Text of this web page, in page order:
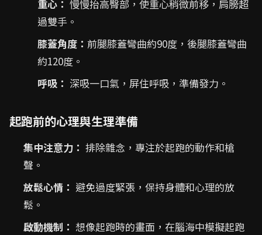
重心： 慢慢抬高臀部，使重心稍微前移，肩膀超
過雙手。
膝蓋角度： 前腿膝蓋彎曲約90度，後腿膝蓋彎曲
約120度。
呼吸： 深吸一口氣，屏住呼吸，準備發力。
起跑前的心理與生理準備
集中注意力： 排除雜念，專注於起跑的動作和槍
聲。
放鬆心情： 避免過度緊張，保持身體和心理的放
鬆。
啟動機制： 想像起跑時的畫面，在腦海中模擬起跑